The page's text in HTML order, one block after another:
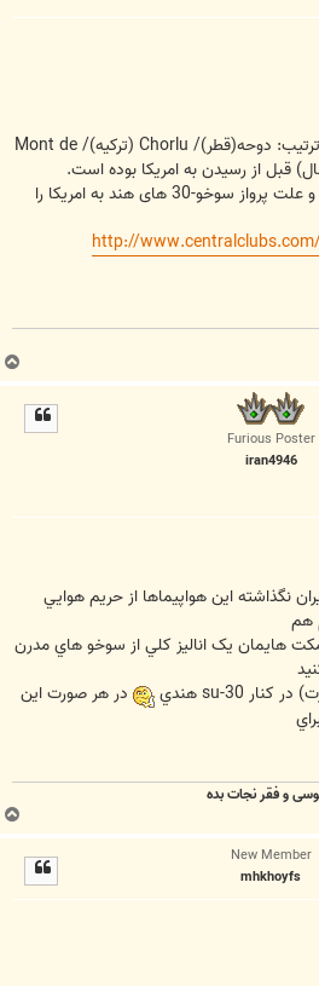
مسیر جنگنده های سوخو-30 به ترتیب: دوحه(قطر)/ Chorlu (ترکیه)/ Mont de
اطلاعات بیشتر در مورد این مانور و علت پرواز سوخو-30 های هند به امریکا را
http://
ب
ا
Furious Poster
iran4946
نگذاشته اين هواپيماها از حريم هوايي
هم
29 و هم تامکت هايمان يک اناليز کلي از سوخو هاي مدرن
در هر صورت اين
و فقر نجات بده
ب
ا
New Member
mhkhoyfs